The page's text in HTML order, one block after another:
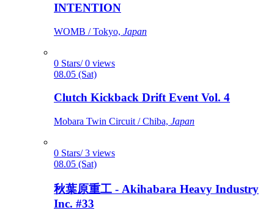
INTENTION
WOMB / Tokyo, Japan
0 Stars/ 0 views
08.05 (Sat)
Clutch Kickback Drift Event Vol. 4
Mobara Twin Circuit / Chiba, Japan
0 Stars/ 3 views
08.05 (Sat)
秋葉原重工 - Akihabara Heavy Industry
Inc. #33